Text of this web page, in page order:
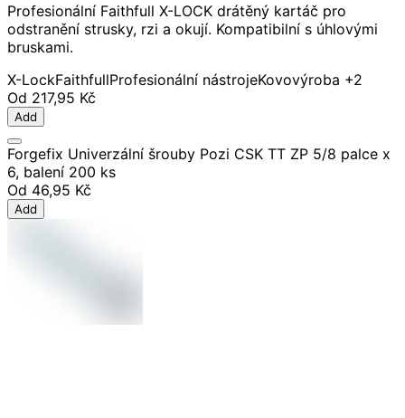
Profesionální Faithfull X-LOCK drátěný kartáč pro
odstranění strusky, rzi a okují. Kompatibilní s úhlovými
bruskami.
X-LockFaithfullProfesionální nástrojeKovovýroba +2
Od 217,95 Kč
Add
Forgefix Univerzální šrouby Pozi CSK TT ZP 5/8 palce x
6, balení 200 ks
Od 46,95 Kč
Add